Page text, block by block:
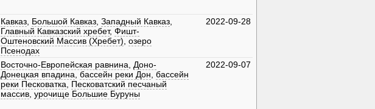
Кавказ Большой Кавказ Западный Кавказ
Главный Кавказский хребет, Фишт-
Оштеновский Массив (Хребет) озеро
Псенодах
2022-09-28
Восточно-Европейская равнина
Доно-
Донецкая впадина бассейн реки Дон бассейн
реки Песковатка
Песковатский песчаный
массив урочище Большие Буруны
2022-09-07